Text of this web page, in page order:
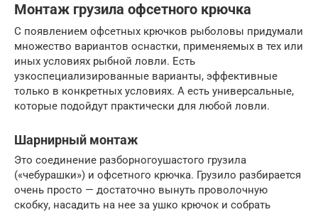
Монтаж грузила офсетного крючка
С появлением офсетных крючков рыболовы придумали
множество вариантов оснастки, применяемых в тех или
иных условиях рыбной ловли. Есть
узкоспециализированные варианты, эффективные
только в конкретных условиях. А есть универсальные,
которые подойдут практически для любой ловли.
Шарнирный монтаж
Это соединение разборногоушастого грузила
(«чебурашки») и офсетного крючка. Грузило разбирается
очень просто — достаточно вынуть проволочную
скобку, насадить на нее за ушко крючок и собрать